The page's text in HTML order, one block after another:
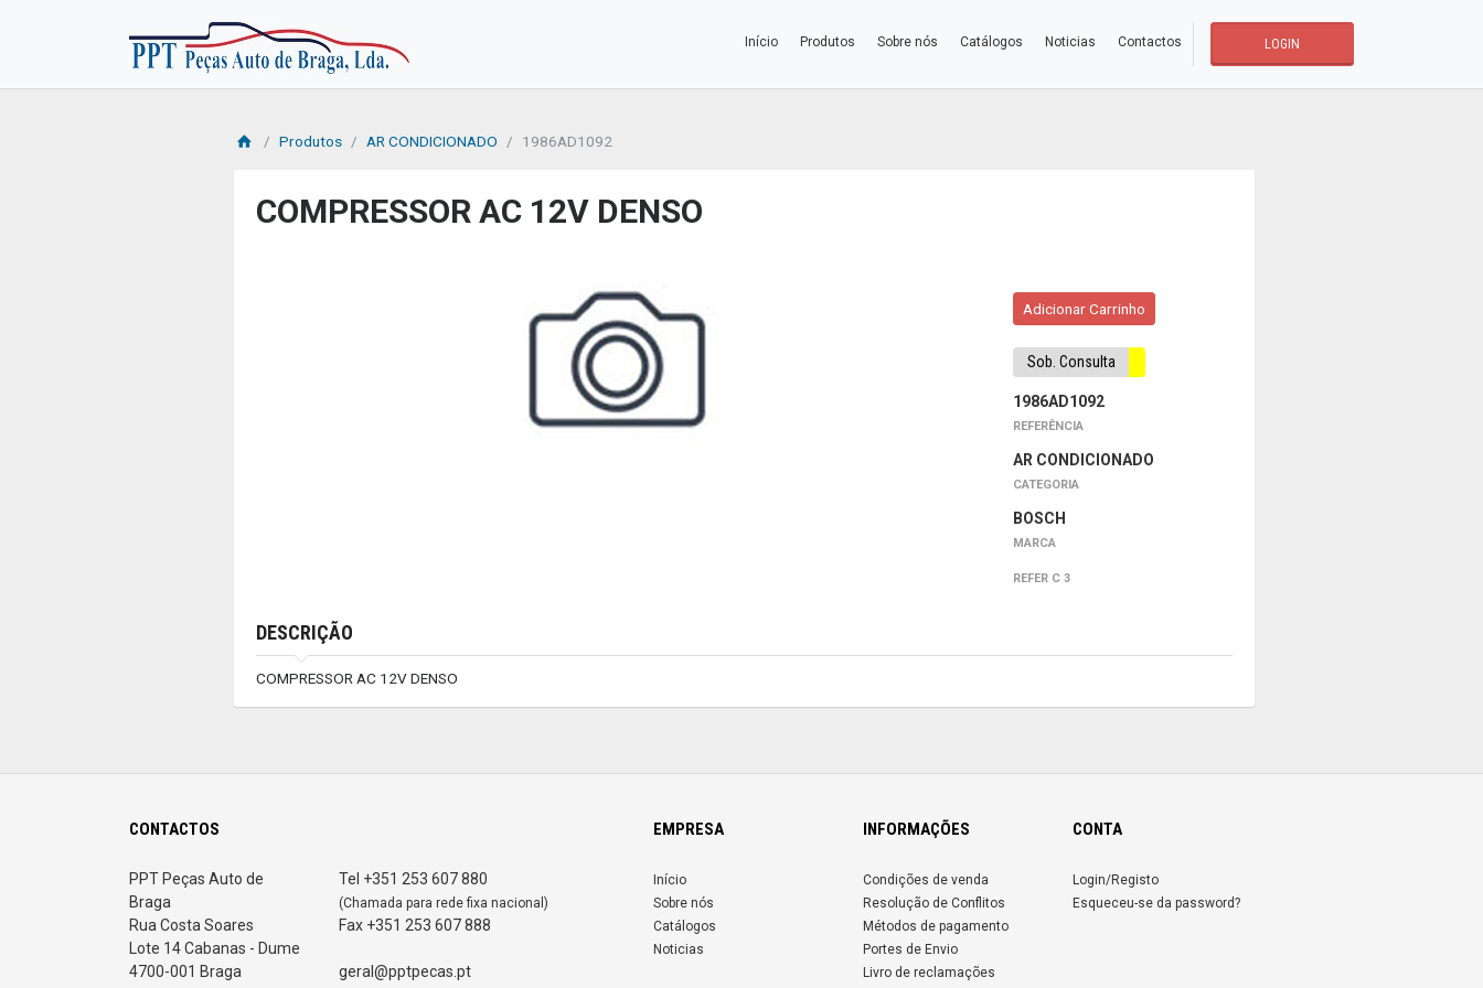
Início Produtos Sobre nós Catálogos Noticias Contactos LOGIN
Produtos AR CONDICIONADO 1986AD1092
COMPRESSOR AC 12V DENSO
Adicionar Carrinho
Sob. Consulta
1986AD1092
REFERÊNCIA
AR CONDICIONADO
CATEGORIA
BOSCH
MARCA
REFER C 3
DESCRIÇÃO
COMPRESSOR AC 12V DENSO
CONTACTOS
PPT Peças Auto de
Braga
Rua Costa Soares
Lote 14 Cabanas - Dume
4700-001 Braga
Tel +351 253 607 880
(Chamada para rede fixa nacional)
Fax +351 253 607 888
geral@pptpecas.pt
EMPRESA
Início
Sobre nós
Catálogos
Noticias
INFORMAÇÕES
Condições de venda
Resolução de Conflitos
Métodos de pagamento
Portes de Envio
Livro de reclamações
CONTA
Login/Registo
Esqueceu-se da password?